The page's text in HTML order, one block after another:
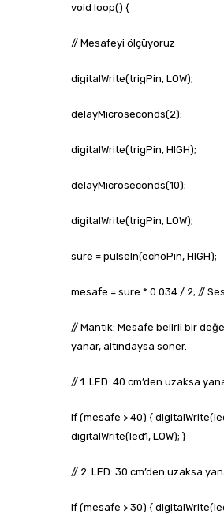
void loop() {
// Mesafeyi ölçüyoruz
digitalWrite(trigPin, LOW);
delayMicroseconds(2);
digitalWrite(trigPin, HIGH);
delayMicroseconds(10);
digitalWrite(trigPin, LOW);
sure = pulseIn(echoPin, HIGH);
mesafe = sure * 0.034 / 2; //
// Mantık: Mesafe belirli bir
yanar, altındaysa söner.
// 1. LED: 40 cm’den uzaksa
if (mesafe > 40) {
digitalWrite(led1, LOW); }
// 2. LED: 30 cm’den uzaksa
if (mesafe > 30) {